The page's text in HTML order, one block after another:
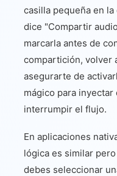
casilla pequeña en
dice "Compartir
marcarla antes de
compartición, volver
asegurarte de
mágico para
interrumpir el flujo.
En aplicaciones
lógica es similar
debes seleccionar